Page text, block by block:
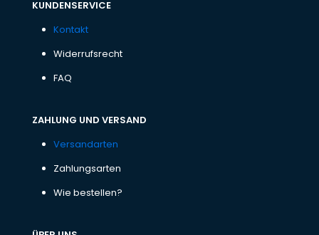
KUNDENSERVICE
Kontakt
Widerrufsrecht
FAQ
ZAHLUNG UND VERSAND
Versandarten
Zahlungsarten
Wie bestellen?